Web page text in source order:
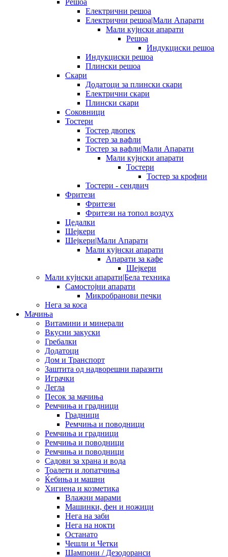
Електрични решоа
Електрични решоа|Мали Апарати
Мали кујнски апарати
Решоа
Индукциски решоа
Индукциски решоа
Плински решоа
Скари
Додатоци за плински скари
Електрични скари
Плински скари
Соковници
Тостери
Тостер двопек
Тостер за вафли
Тостер за вафли|Мали Апарати
Мали кујнски апарати
Тостери
Тостер за крофни
Тостери - сендвич
Фритези
Фритези
Фритези на топол воздух
Цедалки
Шејкери
Шејкери|Мали Апарати
Мали кујнски апарати
Апарати за кафе
Шејкери
Мали кујнски апарати|Бела техника
Самостојни апарати
Микробранови печки
Нега за коса
Мачиња
Витамини и минерали
Вкусни закуски
Гребалки
Додатоци
Дом и Транспорт
Заштита од надворешни паразити
Играчки
Легла
Песок за мачиња
Ремчиња и градници
Градници
Ремчиња и поводници
Ремчиња и градници
Ремчиња и поводници
Ремчиња и поводници
Садови за храна и вода
Тоалети и лопатчиња
Ќебиња и машни
Хигиена и козметика
Влажни марами
Машинки, фен и ножици
Нега на заби
Нега на нокти
Останато
Чешли и Четки
Шампони / Дезодоранси